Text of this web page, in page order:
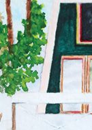
İçeriğe
atla